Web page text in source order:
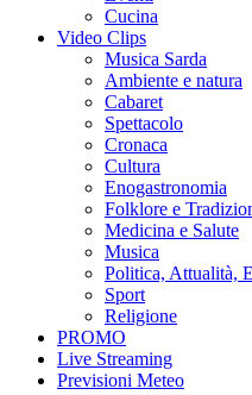
Cucina
Video Clips
Musica Sarda
Ambiente e natura
Cabaret
Spettacolo
Cronaca
Cultura
Enogastronomia
Folklore e
Medicina e Salute
Musica
Politica, Attualità,
Sport
Religione
PROMO
Live Streaming
Previsioni Meteo